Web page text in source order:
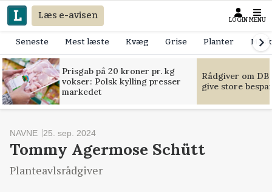
Læs e-avisen LOGIN MENU
Seneste Mest læste Kvæg Grise Planter
Prisgab på 20 kroner pr. kg
vokser: Polsk kylling presser
markedet
Rådgiver om
give store
NAVNE 25. sep. 2024
Tommy Agermose Schütt
Planteavlsrådgiver